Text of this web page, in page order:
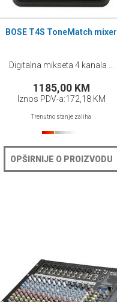
BOSE T4S ToneMatch mixer
Digitalna mikseta 4 kanala ...
1185,00 KM
Iznos PDV-a:172,18 KM
Trenutno stanje zaliha
OPŠIRNIJE O PROIZVODU